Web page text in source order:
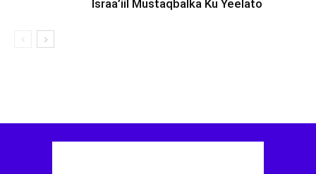
Israa’iil Mustaqbalka Ku Yeelato